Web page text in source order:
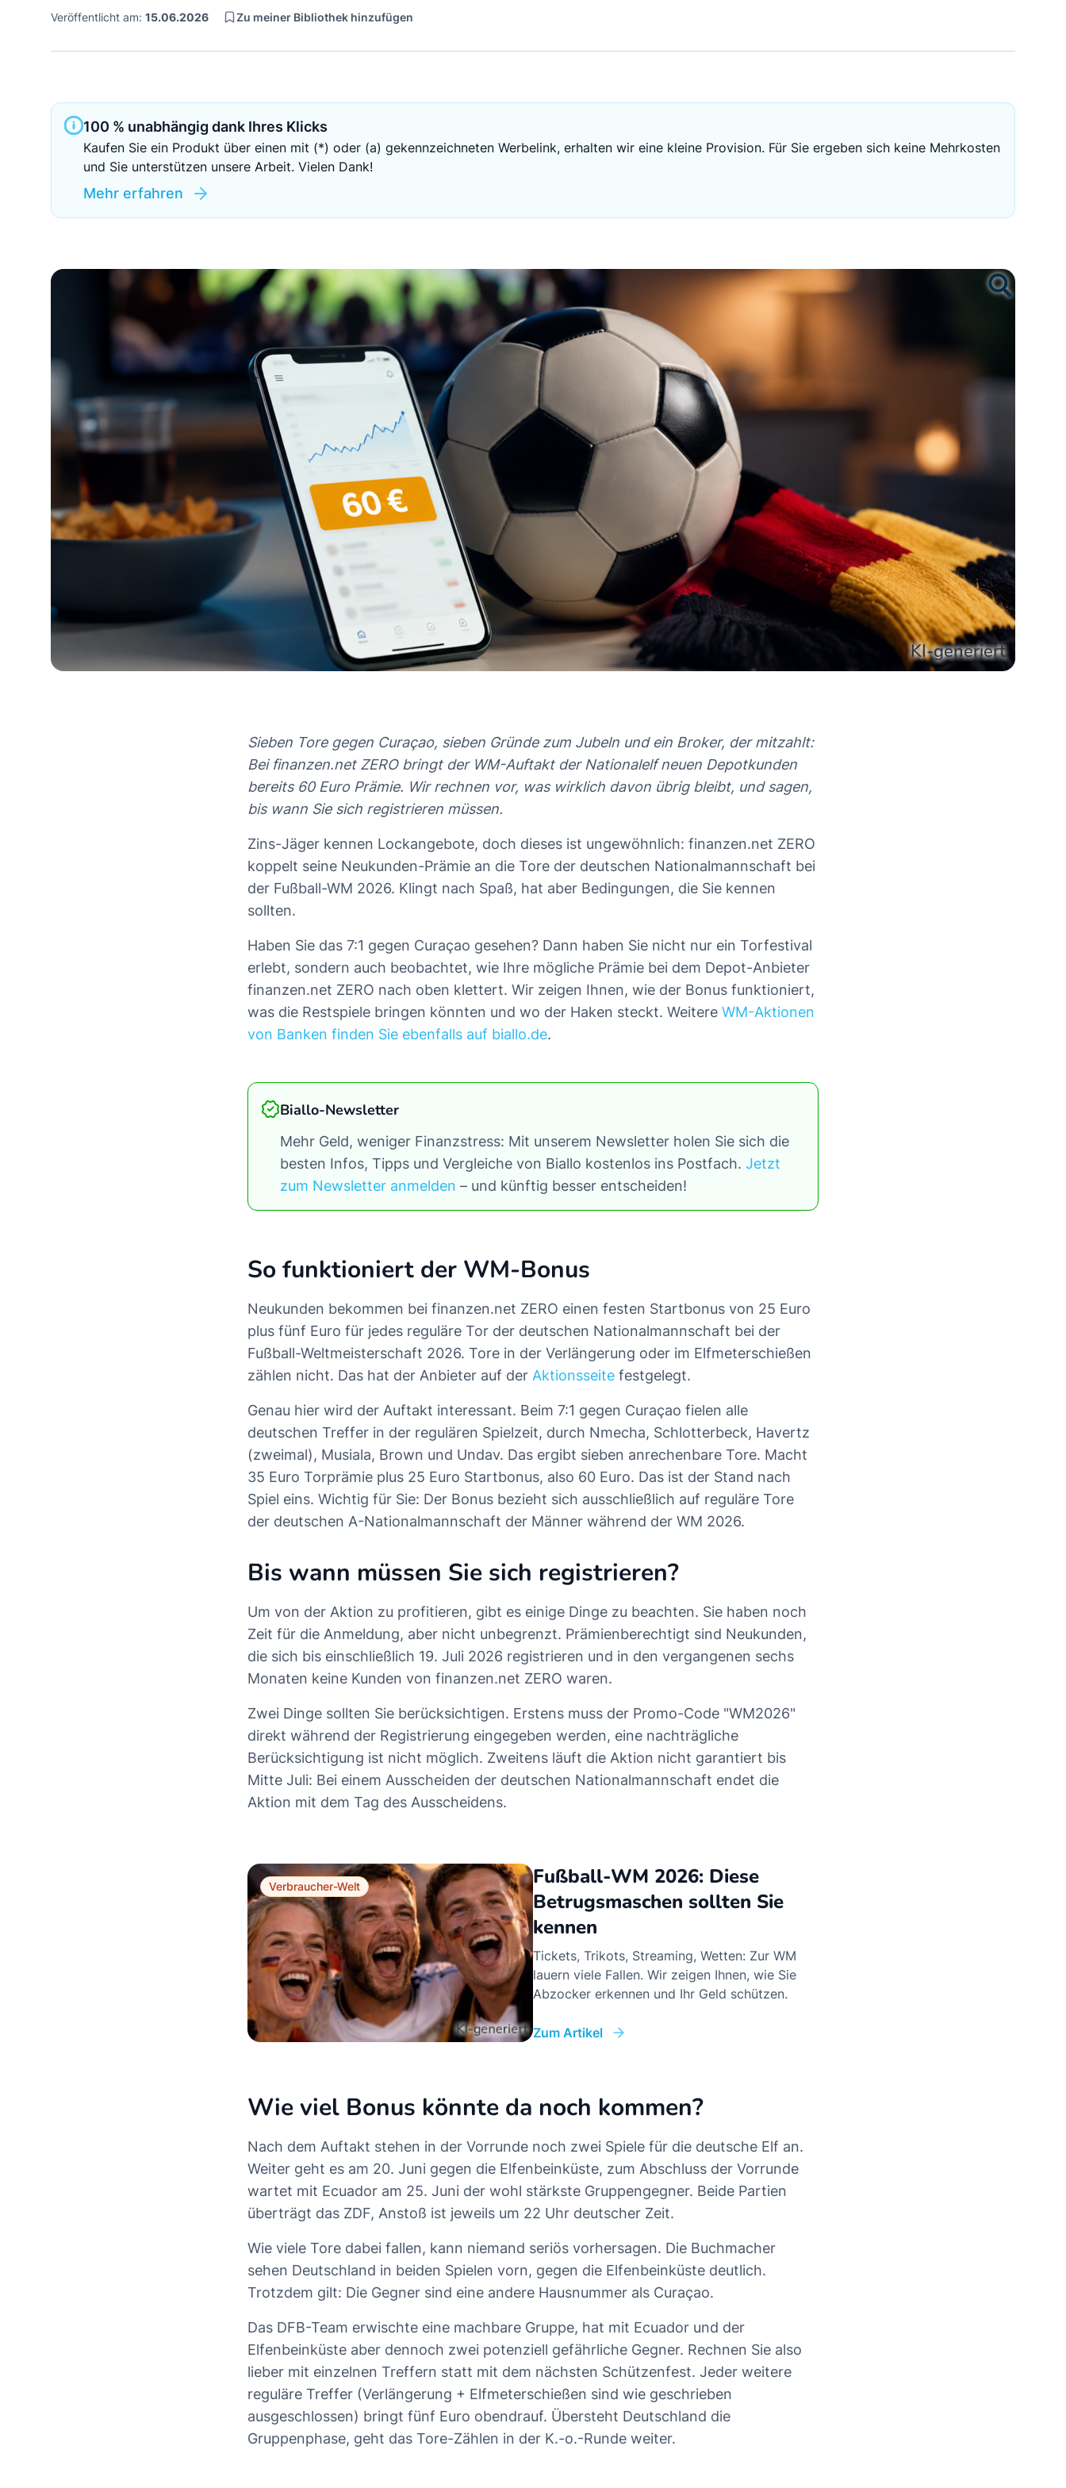
EZB-Leitzins
Veröffentlicht am: 15.06.2026 Zu meiner Bibliothek hinzufügen
100 % unabhängig dank Ihres Klicks
Kaufen Sie ein Produkt über einen mit (*) oder (a) gekennzeichneten Werbelink, erhalten wir eine kleine Provision. Für Sie ergeben sich keine Mehrkosten
und Sie unterstützen unsere Arbeit. Vielen Dank!
Mehr erfahren
Sieben Tore gegen Curaçao, sieben Gründe zum Jubeln und ein Broker, der mitzahlt:
Bei finanzen.net ZERO bringt der WM-Auftakt der Nationalelf neuen Depotkunden
bereits 60 Euro Prämie. Wir rechnen vor, was wirklich davon übrig bleibt, und sagen,
bis wann Sie sich registrieren müssen.
Zins-Jäger kennen Lockangebote, doch dieses ist ungewöhnlich: finanzen.net ZERO
koppelt seine Neukunden-Prämie an die Tore der deutschen Nationalmannschaft bei
der Fußball-WM 2026. Klingt nach Spaß, hat aber Bedingungen, die Sie kennen
sollten.
Haben Sie das 7:1 gegen Curaçao gesehen? Dann haben Sie nicht nur ein Torfestival
erlebt, sondern auch beobachtet, wie Ihre mögliche Prämie bei dem Depot-Anbieter
finanzen.net ZERO nach oben klettert. Wir zeigen Ihnen, wie der Bonus funktioniert,
was die Restspiele bringen könnten und wo der Haken steckt. Weitere WM-Aktionen
von Banken finden Sie ebenfalls auf biallo.de.
Biallo-Newsletter
Mehr Geld, weniger Finanzstress: Mit unserem Newsletter holen Sie sich die
besten Infos, Tipps und Vergleiche von Biallo kostenlos ins Postfach. Jetzt
zum Newsletter anmelden – und künftig besser entscheiden!
So funktioniert der WM-Bonus
Neukunden bekommen bei finanzen.net ZERO einen festen Startbonus von 25 Euro
plus fünf Euro für jedes reguläre Tor der deutschen Nationalmannschaft bei der
Fußball-Weltmeisterschaft 2026. Tore in der Verlängerung oder im Elfmeterschießen
zählen nicht. Das hat der Anbieter auf der Aktionsseite festgelegt.
Genau hier wird der Auftakt interessant. Beim 7:1 gegen Curaçao fielen alle
deutschen Treffer in der regulären Spielzeit, durch Nmecha, Schlotterbeck, Havertz
(zweimal), Musiala, Brown und Undav. Das ergibt sieben anrechenbare Tore. Macht
35 Euro Torprämie plus 25 Euro Startbonus, also 60 Euro. Das ist der Stand nach
Spiel eins. Wichtig für Sie: Der Bonus bezieht sich ausschließlich auf reguläre Tore
der deutschen A-Nationalmannschaft der Männer während der WM 2026.
Bis wann müssen Sie sich registrieren?
Um von der Aktion zu profitieren, gibt es einige Dinge zu beachten. Sie haben noch
Zeit für die Anmeldung, aber nicht unbegrenzt. Prämienberechtigt sind Neukunden,
die sich bis einschließlich 19. Juli 2026 registrieren und in den vergangenen sechs
Monaten keine Kunden von finanzen.net ZERO waren.
Zwei Dinge sollten Sie berücksichtigen. Erstens muss der Promo-Code "WM2026"
direkt während der Registrierung eingegeben werden, eine nachträgliche
Berücksichtigung ist nicht möglich. Zweitens läuft die Aktion nicht garantiert bis
Mitte Juli: Bei einem Ausscheiden der deutschen Nationalmannschaft endet die
Aktion mit dem Tag des Ausscheidens.
Verbraucher-Welt
Fußball-WM 2026: Diese
Betrugsmaschen sollten Sie
kennen
Tickets, Trikots, Streaming, Wetten: Zur WM
lauern viele Fallen. Wir zeigen Ihnen, wie Sie
Abzocker erkennen und Ihr Geld schützen.
Zum Artikel
Wie viel Bonus könnte da noch kommen?
Nach dem Auftakt stehen in der Vorrunde noch zwei Spiele für die deutsche Elf an.
Weiter geht es am 20. Juni gegen die Elfenbeinküste, zum Abschluss der Vorrunde
wartet mit Ecuador am 25. Juni der wohl stärkste Gruppengegner. Beide Partien
überträgt das ZDF, Anstoß ist jeweils um 22 Uhr deutscher Zeit.
Wie viele Tore dabei fallen, kann niemand seriös vorhersagen. Die Buchmacher
sehen Deutschland in beiden Spielen vorn, gegen die Elfenbeinküste deutlich.
Trotzdem gilt: Die Gegner sind eine andere Hausnummer als Curaçao.
Das DFB-Team erwischte eine machbare Gruppe, hat mit Ecuador und der
Elfenbeinküste aber dennoch zwei potenziell gefährliche Gegner. Rechnen Sie also
lieber mit einzelnen Treffern statt mit dem nächsten Schützenfest. Jeder weitere
reguläre Treffer (Verlängerung + Elfmeterschießen sind wie geschrieben
ausgeschlossen) bringt fünf Euro obendrauf. Übersteht Deutschland die
Gruppenphase, geht das Tore-Zählen in der K.-o.-Runde weiter.